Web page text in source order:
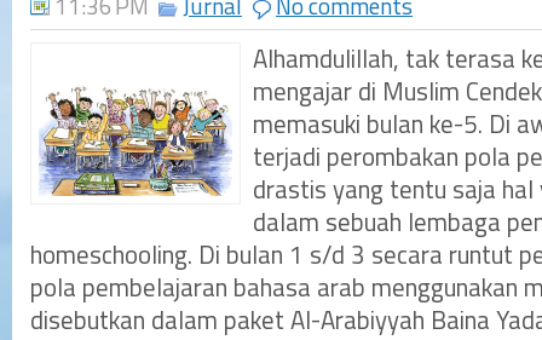
Alhamdulillah, tak terasa
mengajar di Muslim
memasuki bulan ke-5. Di
terjadi perombakan pola
drastis yang tentu saja
dalam sebuah lembaga
homeschooling. Di bulan 1 s/d 3 secara runtut
pola pembelajaran bahasa arab menggunakan
disebutkan dalam paket Al-Arabiyyah Baina